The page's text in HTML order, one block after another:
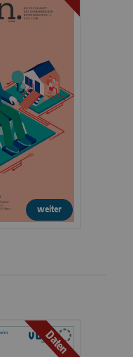
weiter
Daten